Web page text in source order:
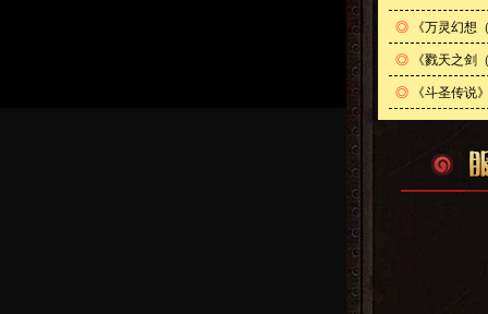
◎ 《万灵幻想
◎ 《戮天之剑
◎ 《斗圣传说